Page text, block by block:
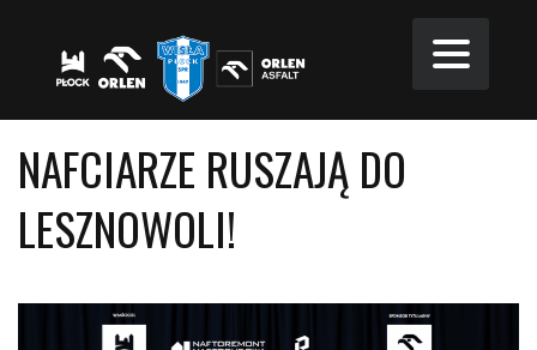
NAFCIARZE RUSZAJĄ DO
LESZNOWOLI!